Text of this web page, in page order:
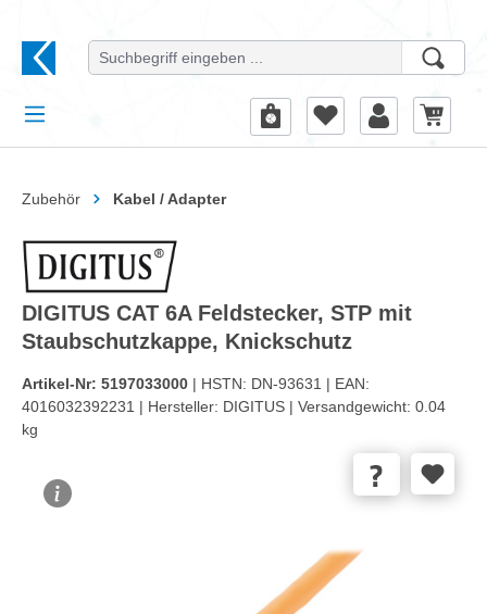
Zubehör Kabel / Adapter
DIGITUS CAT 6A Feldstecker, STP mit
Staubschutzkappe, Knickschutz
Artikel-Nr: 5197033000 | HSTN: DN-93631 | EAN:
4016032392231 | Hersteller: DIGITUS | Versandgewicht: 0.04
kg